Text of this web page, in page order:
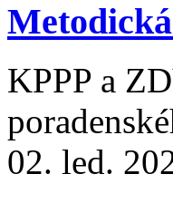
KPPP a
02. led.